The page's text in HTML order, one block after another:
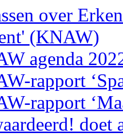
over
(KNAW)
agenda
rapport
rapport
doet